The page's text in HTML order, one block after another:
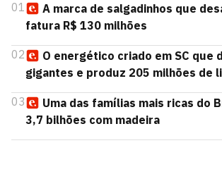
01
A marca de salgadinhos que
fatura R$ 130 milhões
02
O energético criado em SC que
gigantes e produz 205 milhões de
03
Uma das famílias mais ricas do
3,7 bilhões com madeira